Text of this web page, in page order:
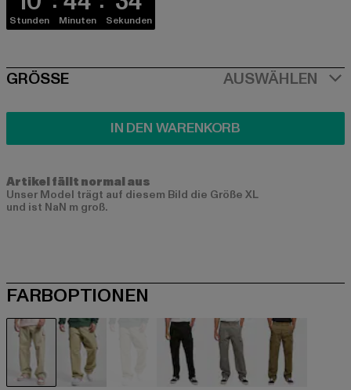
Stunden Minuten Sekunden
SIZE
GRÖSSE AUSWÄHLEN
IN DEN WARENKORB
Artikel fällt normal aus
Unser Model trägt auf diesem Bild die Größe XL
und ist NaN m groß.
FARBOPTIONEN